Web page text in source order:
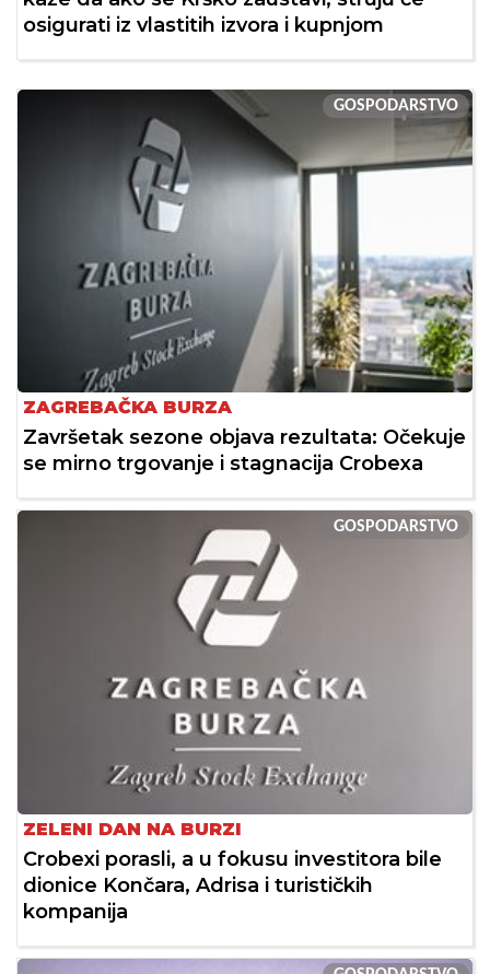
osigurati iz vlastitih izvora i kupnjom
GOSPODARSTVO
ZAGREBAČKA BURZA
Završetak sezone objava rezultata: Očekuje
se mirno trgovanje i stagnacija Crobexa
GOSPODARSTVO
ZELENI DAN NA BURZI
Crobexi porasli, a u fokusu investitora bile
dionice Končara, Adrisa i turističkih
kompanija